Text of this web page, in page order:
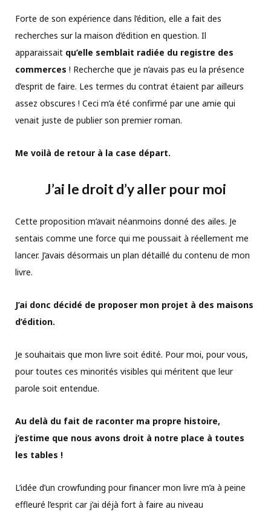
Forte de son expérience dans l’édition, elle a fait des
recherches sur la maison d’édition en question. Il
apparaissait qu’elle semblait radiée du registre des
commerces ! Recherche que je n’avais pas eu la présence
d’esprit de faire. Les termes du contrat étaient par ailleurs
assez obscures ! Ceci m’a été confirmé par une amie qui
venait juste de publier son premier roman.
Me voilà de retour à la case départ.
J’ai le droit d’y aller pour moi
Cette proposition m’avait néanmoins donné des ailes. Je
sentais comme une force qui me poussait à réellement me
lancer. J’avais désormais un plan détaillé du contenu de mon
livre.
J’ai donc décidé de proposer mon projet à des maisons
d’édition.
Je souhaitais que mon livre soit édité. Pour moi, pour vous,
pour toutes ces minorités visibles qui méritent que leur
parole soit entendue.
Au delà du fait de raconter ma propre histoire,
j’estime que nous avons droit à notre place à toutes
les tables !
L’idée d’un crowfunding pour financer mon livre m’a à peine
effleuré l’esprit car j’ai déjà fort à faire au niveau